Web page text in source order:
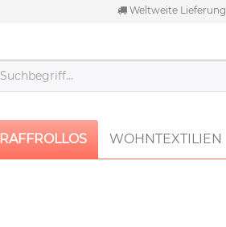
Weltweite Lieferung
RAFFROLLOS WOHNTEXTILIEN